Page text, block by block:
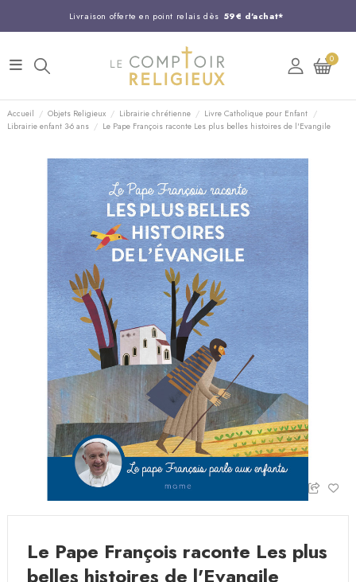
Livraison offerte en point relais dès 59€ d'achat*
Entreprise Française familiale
Support client disponible au 03 20 24 74 15
Commandez avant 14H, expédition le jour même !
0
Accueil Objets Religieux Librairie chrétienne
Livre Catholique pour Enfant
Librairie enfant 3-6 ans
Le Pape François raconte Les plus belles histoires de l'Evangile
Le Pape François raconte Les plus
belles histoires de l'Evangile